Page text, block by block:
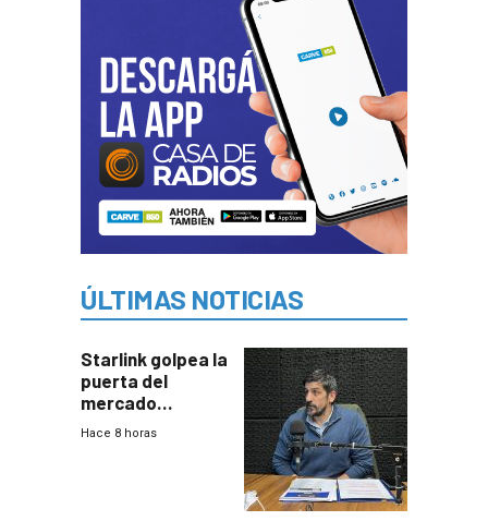
ÚLTIMAS NOTICIAS
Starlink golpea la
puerta del
mercado
uruguayo y Antel
Hace 8 horas